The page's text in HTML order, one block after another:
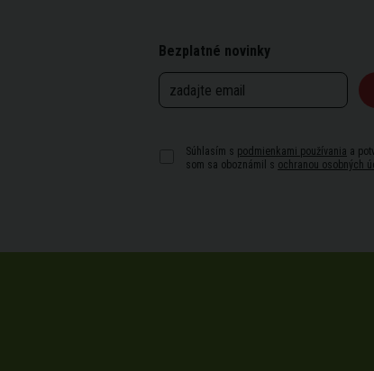
Bezplatné novinky
Súhlasím s podmienkami používania a
som sa oboznámil s ochranou osobných